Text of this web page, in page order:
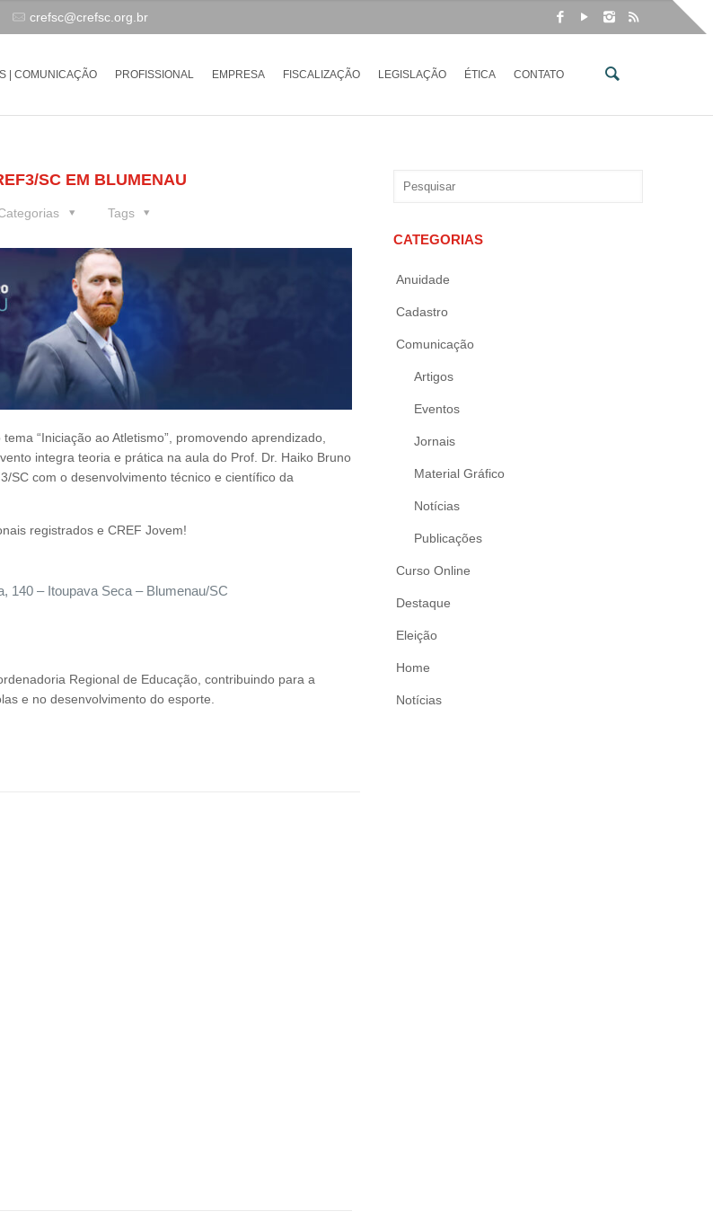
crefsc@crefsc.org.br
| COMUNICAÇÃO PROFISSIONAL EMPRESA FISCALIZAÇÃO LEGISLAÇÃO ÉTICA CONTATO
SC EM BLUMENAU
Tags
“Iniciação ao Atletismo”, promovendo aprendizado,
integra teoria e prática na aula do Prof. Dr. Haiko Bruno
SC com o desenvolvimento técnico e científico da
registrados e CREF Jovem!
140 – Itoupava Seca – Blumenau/SC
Regional de Educação, contribuindo para a
e no desenvolvimento do esporte.
CATEGORIAS
Anuidade
Cadastro
Comunicação
Artigos
Eventos
Jornais
Material Gráfico
Notícias
Publicações
Curso Online
Destaque
Eleição
Home
Notícias